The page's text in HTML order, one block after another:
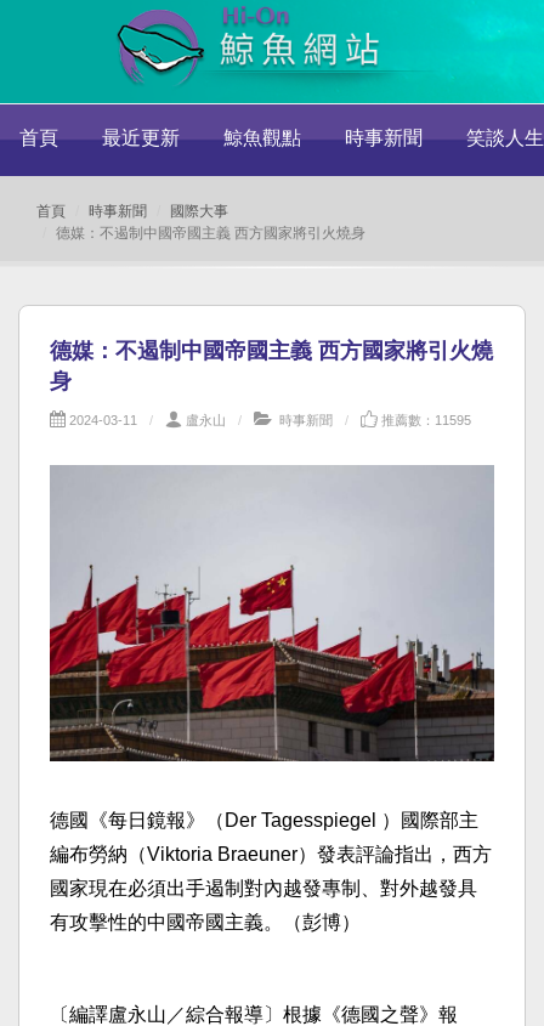
首頁 最近更新 鯨魚觀點 時事新聞 笑談人生
首頁 時事新聞
國際大事
德媒：不遏制中國帝國主義 西方國家將引火燒身
德媒：不遏制中國帝國主義 西方國家將引火燒
身
2024-03-11 盧永山 時事新聞 推薦數：11595
德國《每日鏡報》（Der Tagesspiegel ）國際部主
編布勞納（Viktoria Braeuner）發表評論指出，西方
國家現在必須出手遏制對內越發專制、對外越發具
有攻擊性的中國帝國主義。（彭博）
〔編譯盧永山／綜合報導〕根據《德國之聲》報